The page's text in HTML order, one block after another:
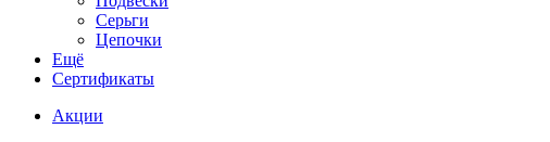
Серьги
Цепочки
Ещё
Сертификаты
Акции